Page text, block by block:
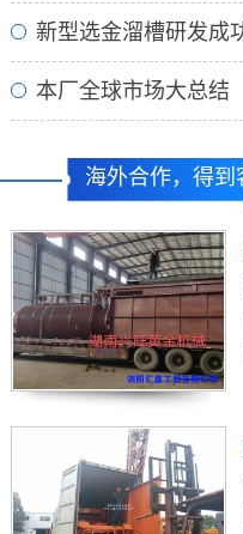
新型选金溜槽研发成
本厂全球市场大总结
海外合作，得